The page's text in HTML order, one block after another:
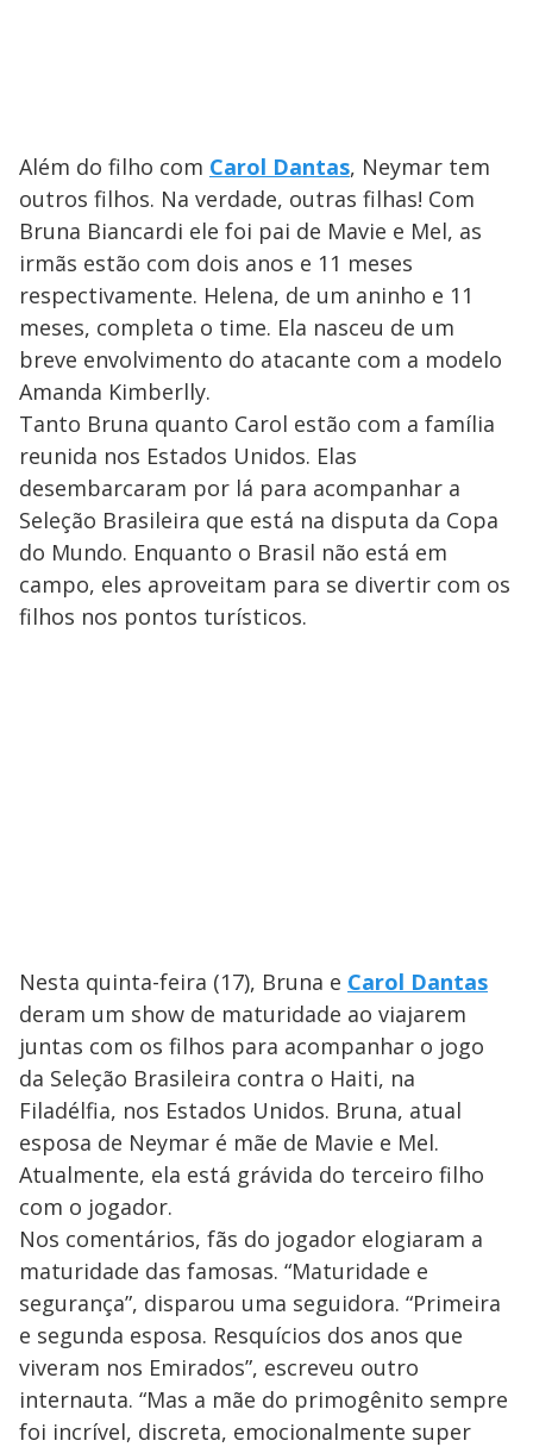
Além do filho com Carol Dantas, Neymar tem
outros filhos. Na verdade, outras filhas! Com
Bruna Biancardi ele foi pai de Mavie e Mel, as
irmãs estão com dois anos e 11 meses
respectivamente. Helena, de um aninho e 11
meses, completa o time. Ela nasceu de um
breve envolvimento do atacante com a modelo
Amanda Kimberlly.
Tanto Bruna quanto Carol estão com a família
reunida nos Estados Unidos. Elas
desembarcaram por lá para acompanhar a
Seleção Brasileira que está na disputa da Copa
do Mundo. Enquanto o Brasil não está em
campo, eles aproveitam para se divertir com os
filhos nos pontos turísticos.
Nesta quinta-feira (17), Bruna e Carol Dantas
deram um show de maturidade ao viajarem
juntas com os filhos para acompanhar o jogo
da Seleção Brasileira contra o Haiti, na
Filadélfia, nos Estados Unidos. Bruna, atual
esposa de Neymar é mãe de Mavie e Mel.
Atualmente, ela está grávida do terceiro filho
com o jogador.
Nos comentários, fãs do jogador elogiaram a
maturidade das famosas. “Maturidade e
segurança”, disparou uma seguidora. “Primeira
e segunda esposa. Resquícios dos anos que
viveram nos Emirados”, escreveu outro
internauta. “Mas a mãe do primogênito sempre
foi incrível, discreta, emocionalmente super